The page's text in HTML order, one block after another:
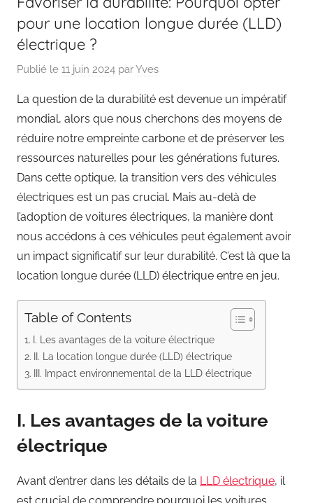
pour une location longue durée (LLD)
électrique ?
Publié le 11 juin 2024 parYves
La question de la durabilité est devenue un impératif
mondial, alors que nous cherchons des moyens de
réduire notre empreinte carbone et de préserver les
ressources naturelles pour les générations futures.
Dans cette optique, la transition vers des véhicules
électriques est un pas crucial. Mais au-delà de
l’adoption de voitures électriques, la manière dont
nous accédons à ces véhicules peut également avoir
un impact significatif sur leur durabilité. C’est là que la
location longue durée (LLD) électrique entre en jeu.
Table of Contents
I. Les avantages de la voiture électrique
II. La location longue durée (LLD) électrique
III. Impact environnemental de la LLD électrique
I. Les avantages de la voiture
électrique
Avant d’entrer dans les détails de la LLD électrique, il